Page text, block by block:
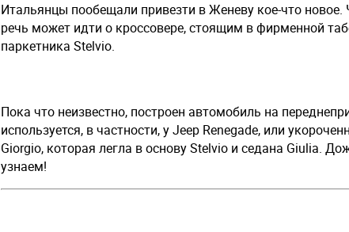
Итальянцы пообещали привезти в Женеву кое-что
речь может идти о кроссовере, стоящим в фирменной
паркетника Stelvio.
Пока что неизвестно, построен автомобиль на
используется, в частности, у Jeep Renegade, или
Giorgio, которая легла в основу Stelvio и седана Giulia.
узнаем!